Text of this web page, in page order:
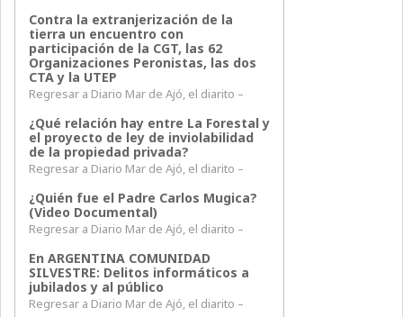
Contra la extranjerización de la
tierra un encuentro con
participación de la CGT, las 62
Organizaciones Peronistas, las dos
CTA y la UTEP
Regresar a Diario Mar de Ajó, el diarito –
¿Qué relación hay entre La Forestal y
el proyecto de ley de inviolabilidad
de la propiedad privada?
Regresar a Diario Mar de Ajó, el diarito –
¿Quién fue el Padre Carlos Mugica?
(Video Documental)
Regresar a Diario Mar de Ajó, el diarito –
En ARGENTINA COMUNIDAD
SILVESTRE: Delitos informáticos a
jubilados y al público
Regresar a Diario Mar de Ajó, el diarito –